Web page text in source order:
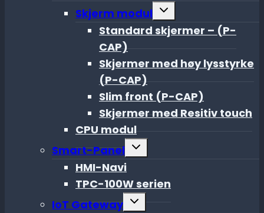
menu
Skjerm modul
Toggle
menu
Standard skjermer – (P-
CAP)
Skjermer med høy lysstyrke
(P-CAP)
Slim front (P-CAP)
Skjermer med Resitiv touch
CPU modul
Smart-Panel
Toggle
HMI-Navi
TPC-100W serien
IoT Gateway
Toggle